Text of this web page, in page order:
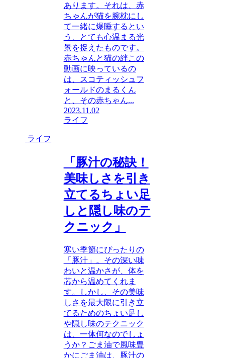
あります。それは、赤
ちゃんが猫を腕枕にし
て一緒に爆睡するとい
う、とても心温まる光
景を捉えたものです。
赤ちゃんと猫の絆この
動画に映っているの
は、スコティッシュフ
ォールドのまるくん
と、その赤ちゃん...
2023.11.02
ライフ
ライフ
「豚汁の秘訣！
美味しさを引き
立てるちょい足
しと隠し味のテ
クニック」
寒い季節にぴったりの
「豚汁」。その深い味
わいと温かさが、体を
芯から温めてくれま
す。しかし、その美味
しさを最大限に引き立
てるためのちょい足し
や隠し味のテクニック
は、一体何なのでしょ
うか？ごま油で風味豊
かにごま油は、豚汁の